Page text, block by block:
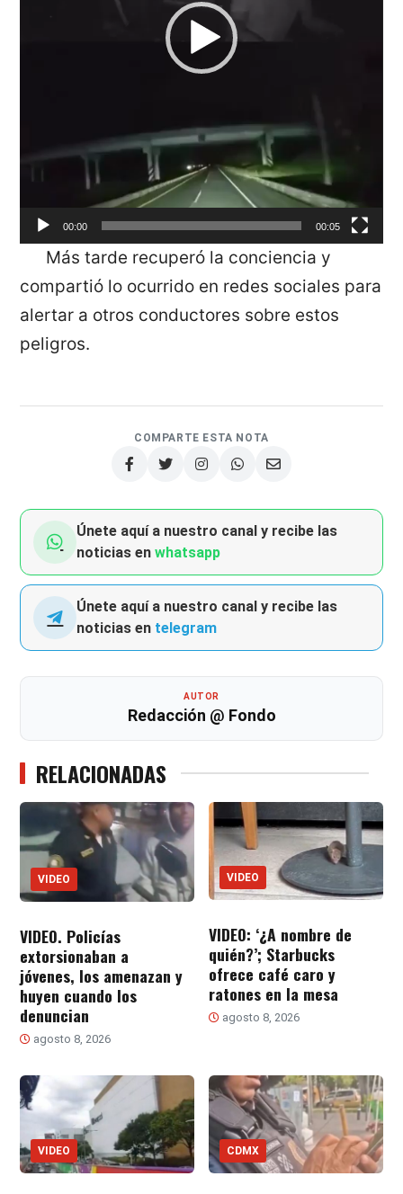
00:00 00:05
Más tarde recuperó la conciencia y
compartió lo ocurrido en redes sociales para
alertar a otros conductores sobre estos
peligros.
COMPARTE ESTA NOTA
Únete aquí a nuestro canal y recibe las
noticias enwhatsapp
Únete aquí a nuestro canal y recibe las
noticias en telegram
AUTOR
Redacción @ Fondo
RELACIONADAS
VIDEO
VIDEO. Policías
extorsionaban a
jóvenes, los amenazan y
huyen cuando los
denuncian
agosto 8, 2026
VIDEO
VIDEO: ‘¿A nombre de
quién?’; Starbucks
ofrece café caro y
ratones en la mesa
agosto 8, 2026
VIDEO CDMX